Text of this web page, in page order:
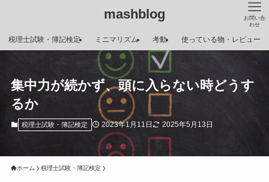
mashblog お問い合
わせ
税理士試験・簿記検定 ミニマリズム 考動 使っている物・レビュー
集中力が続かず、頭に入らない時どうす
るか
税理士試験・簿記検定 2023年1月11日 2025年5月13日
ホーム 税理士試験・簿記検定